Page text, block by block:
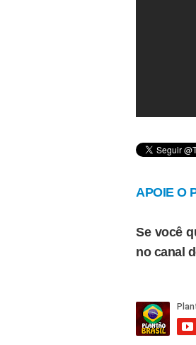
APOIE O
Se você
no canal